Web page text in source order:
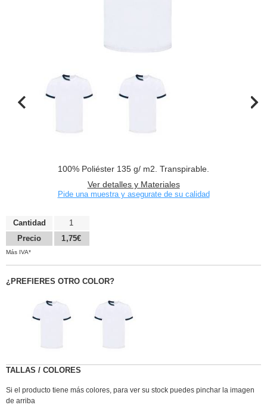
100% Poliéster 135 g/ m2. Transpirable.
Ver detalles y Materiales
Pide una muestra y asegurate de su calidad
Cantidad
Precio
1
1,75€
Más IVA*
¿PREFIERES OTRO COLOR?
TALLAS / COLORES
Si el producto tiene más colores, para ver su stock puedes pinchar la imagen
de arriba